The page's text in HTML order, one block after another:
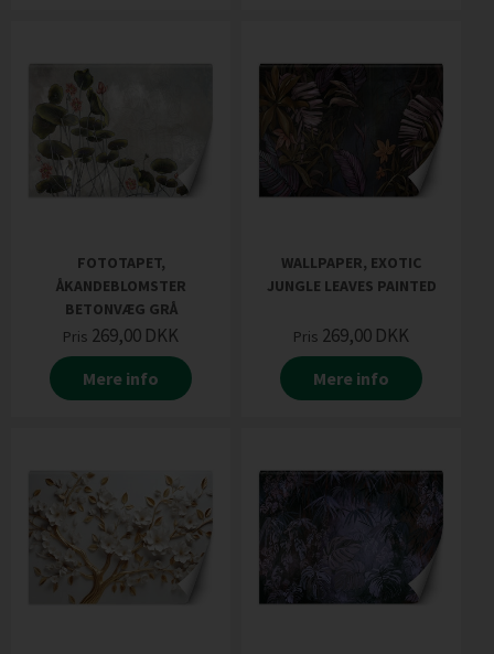
FOTOTAPET,
ÅKANDEBLOMSTER
BETONVÆG GRÅ
Pris 269,00 DKK
Mere info
WALLPAPER, EXOTIC
JUNGLE LEAVES PAINTED
Pris 269,00 DKK
Mere info